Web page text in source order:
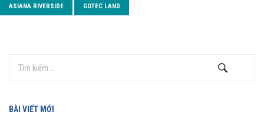
ASIANA RIVERSIDE GOTEC LAND
BÀI VIẾT MỚI